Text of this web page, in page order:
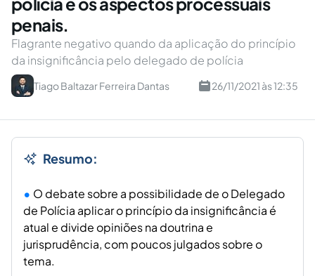
penais.
Flagrante negativo quando da aplicação do princípio
da insignificância pelo delegado de polícia
Tiago Baltazar Ferreira Dantas 26/11/2021 às 12:35
Resumo:
O debate sobre a possibilidade de o Delegado
de Polícia aplicar o princípio da insignificância é
atual e divide opiniões na doutrina e
jurisprudência, com poucos julgados sobre o
tema.